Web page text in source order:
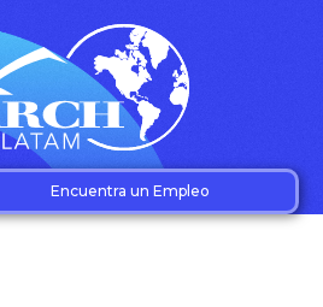
Encuentra un Empleo